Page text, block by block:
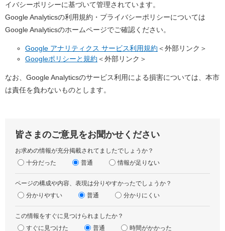
イバシーポリシーに基づいて管理されています。
Google Analyticsの利用規約・プライバシーポリシーについては
Google Analyticsのホームページでご確認ください。
Google アナリティクス サービス利用規約 ＜外部リンク＞
Googleポリシーと規約 ＜外部リンク＞
なお、Google Analyticsのサービス利用による損害については、本市
は責任を負わないものとします。
皆さまのご意見をお聞かせください
お求めの情報が充分掲載されてましたでしょうか？
十分だった
普通 情報が足りない
ページの構成や内容、表現は分りやすかったでしょうか？
分かりやすい
普通 分かりにくい
この情報をすぐに見つけられましたか？
すぐに見つけた
普通 時間がかかった